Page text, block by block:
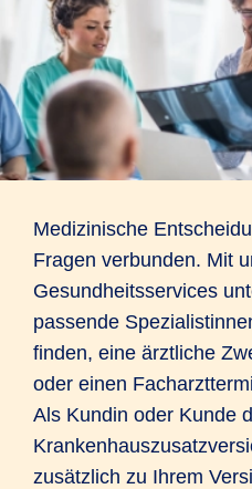
Medizinische
Fragen verbunden. Mit
Gesundheitsservices
passende
finden, eine ärztliche
oder einen
Als Kundin oder Kunde
zusätzlich zu Ihrem